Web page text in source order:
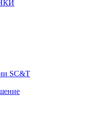
SC&T